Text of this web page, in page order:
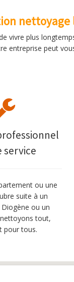
nettoyage
vivre plus
entreprise peut
service
ou une
suite à un
ou un
tout,
pour tous.